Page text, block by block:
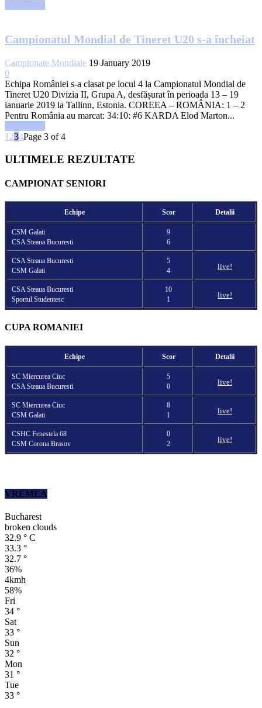
Campionatul Mondial de Tineret U20 s-a încheiat
Campionate Mondiale 19 January 2019
0
Echipa României s-a clasat pe locul 4 la Campionatul Mondial de
Tineret U20 Divizia II, Grupa A, desfășurat în perioada 13 – 19
ianuarie 2019 la Tallinn, Estonia. COREEA – ROMÂNIA: 1 – 2
Pentru România au marcat: 34:10: #6 KARDA Elod Marton...
1 234Page 3 of 4
ULTIMELE REZULTATE
CAMPIONAT SENIORI
Echipe Scor Detalii
CSM Galati
CSA Steaua Bucuresti
9
6
CSA Steaua Bucuresti
CSM Galati
5
4
live!
CSA Steaua Bucuresti
Sportul Studentesc
10
1
live!
CUPA ROMANIEI
Echipe Scor Detalii
SC Miercurea Ciuc
CSA Steaua Bucuresti
5
0
live!
SC Miercurea Ciuc
CSM Galati
8
1
live!
CSHC Fenestela 68
CSM Corona Brasov
0
2
live!
VREMEA
Bucharest
broken clouds
32.9 ° C
33.3 °
32.7 °
36%
4kmh
58%
Fri
34 °
Sat
33 °
Sun
32 °
Mon
31 °
Tue
33 °